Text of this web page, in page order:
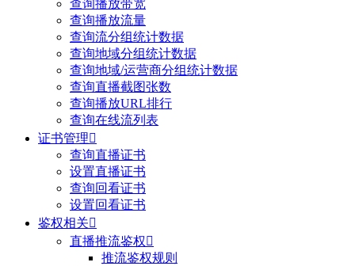
查询播放带宽
查询播放流量
查询流分组统计数据
查询地域分组统计数据
查询地域/运营商分组统计数据
查询直播截图张数
查询播放URL排行
查询在线流列表
证书管理
查询直播证书
设置直播证书
查询回看证书
设置回看证书
鉴权相关
直播推流鉴权
推流鉴权规则